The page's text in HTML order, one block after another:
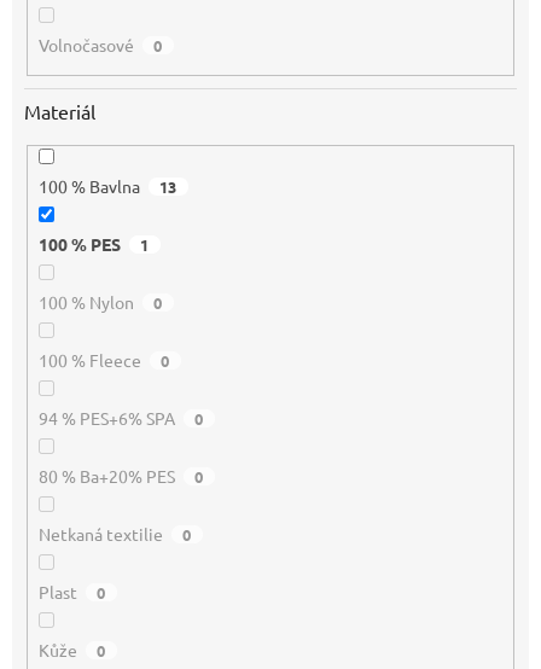
Volnočasové 0
Materiál
100 % Bavlna 13
100 % PES 1
100 % Nylon 0
100 % Fleece 0
94 % PES+6% SPA 0
80 % Ba+20% PES 0
Netkaná textilie 0
Plast 0
Kůže 0